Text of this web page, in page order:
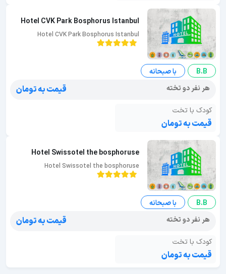
Hotel CVK Park Bosphorus Istanbul
Hotel CVK Park Bosphorus Istanbul
B.B
با صبحانه
هر نفر دو تخته
قیمت به تومان
کودک با تخت
قیمت به تومان
Hotel Swissotel the bosphoruse
Hotel Swissotel the bosphoruse
B.B
با صبحانه
هر نفر دو تخته
قیمت به تومان
کودک با تخت
قیمت به تومان